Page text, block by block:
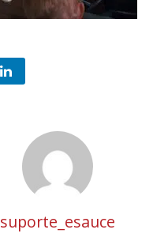
suporte_esauce